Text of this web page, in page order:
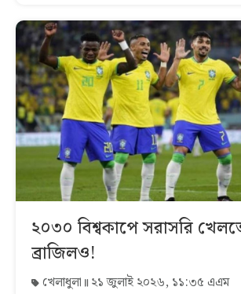
২০৩০ বিশ্বকাপে সরাসরি
ব্রাজিলও!
খেলাধুলা ২১ জুলাই ২০২৬, ১১:৩৫ এএম